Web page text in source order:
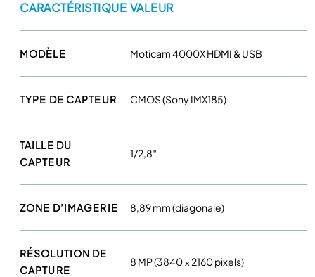
a
m
é
C
e
u
o
t
i
CARACTÉRISTIQUE VALEUR
MODÈLE Moticam 4000X HDMI & USB
TYPE DE CAPTEUR CMOS (Sony IMX185)
TAILLE DU
CAPTEUR
1/2,8″
ZONE D’IMAGERIE 8,89 mm (diagonale)
RÉSOLUTION DE
CAPTURE
8 MP (3840 × 2160 pixels)